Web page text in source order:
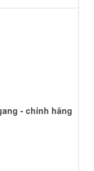
- chính hãng